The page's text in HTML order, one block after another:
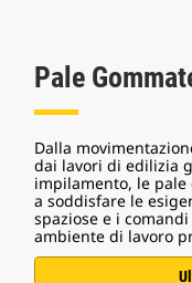
Pale
Dalla
dai lavori di edilizia
impilamento, le
a soddisfare le
spaziose e i
ambiente di lavoro